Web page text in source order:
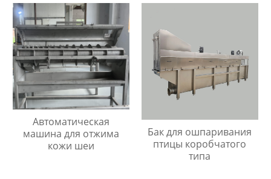
Автоматическая
машина для отжима
кожи шеи
Бак для ошпаривания
птицы коробчатого
типа